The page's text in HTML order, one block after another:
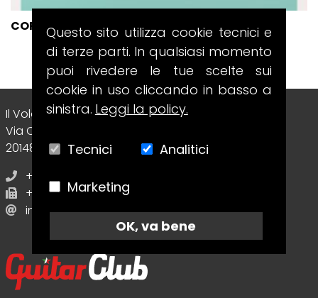
CORY WONG AND THE GREEN SCREEN BAND
Il Volo Srl Editore
Via Collecchio, 8
20148 - Milano (MI) - Italy
+39 02.70638412
+39 02.70638412
info@guitarclubmagazine.com
Questo sito utilizza cookie tecnici e
di terze parti. In qualsiasi momento
puoi rivedere le tue scelte sui
cookie in uso cliccando in basso a
sinistra. Leggi la policy.
Tecnici Analitici
Marketing
OK, va bene